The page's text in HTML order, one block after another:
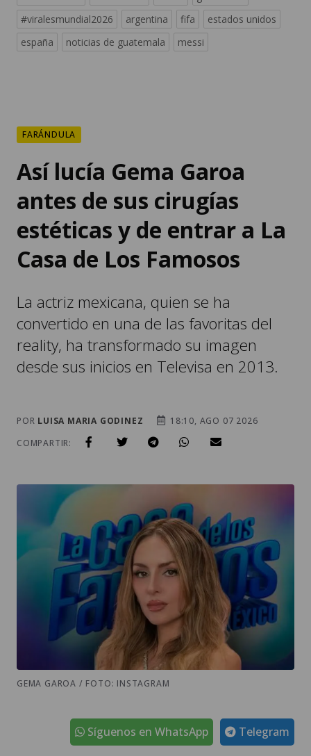
#viralesmundial2026
argentina fifa
estados unidos
españa
noticias de guatemala messi
FARÁNDULA
Así lucía Gema Garoa
antes de sus cirugías
estéticas y de entrar a La
Casa de Los Famosos
La actriz mexicana, quien se ha
convertido en una de las favoritas del
reality, ha transformado su imagen
desde sus inicios en Televisa en 2013.
POR LUISA MARIA GODINEZ
18:10, AGO 07 2026
COMPARTIR:
GEMA GAROA / FOTO: INSTAGRAM
Telegram
Síguenos en WhatsApp